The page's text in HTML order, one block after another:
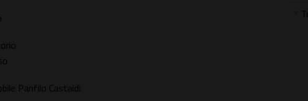
Panfilo Castaldi